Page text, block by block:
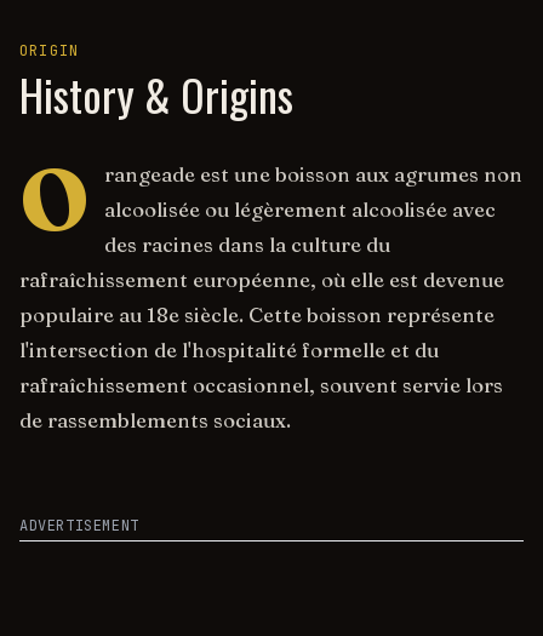
ORIGIN
History & Origins
O
rangeade est une boisson aux agrumes non
alcoolisée ou légèrement alcoolisée avec
des racines dans la culture du
rafraîchissement européenne, où elle est devenue
populaire au 18e siècle. Cette boisson représente
l'intersection de l'hospitalité formelle et du
rafraîchissement occasionnel, souvent servie lors
de rassemblements sociaux.
ADVERTISEMENT